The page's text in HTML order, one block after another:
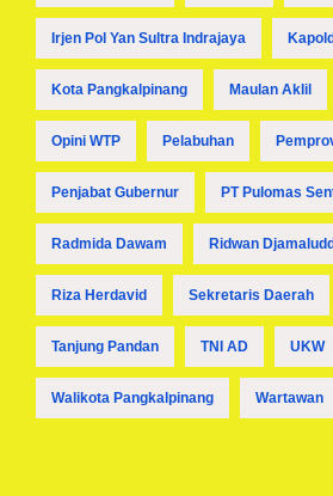
Irjen Pol Yan Sultra Indrajaya
Kota Pangkalpinang Maulan Aklil
Opini WTP Pelabuhan
Penjabat Gubernur PT Pulomas
Radmida Dawam Ridwan
Riza Herdavid Sekretaris Daerah
Tanjung Pandan TNI AD UKW
Walikota Pangkalpinang Wartawan